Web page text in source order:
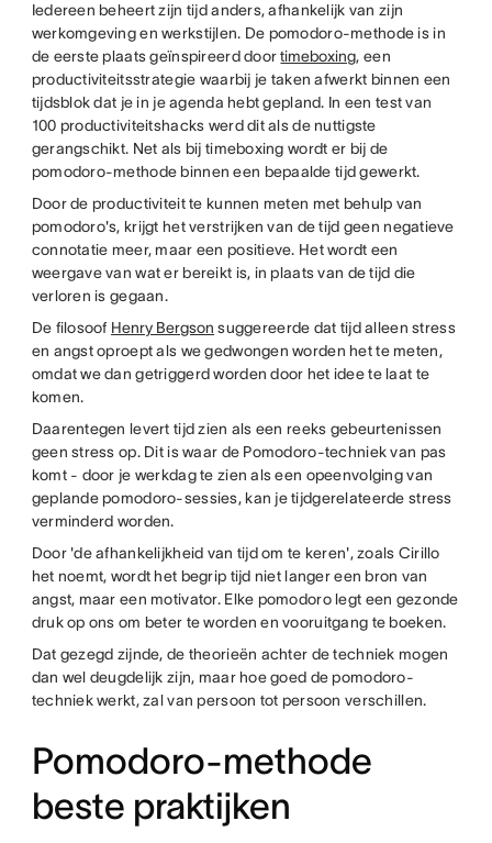
Iedereen beheert zijn tijd anders, afhankelijk van zijn
werkomgeving en werkstijlen. De pomodoro-methode is in
de eerste plaats geïnspireerd doortimeboxing, een
productiviteitsstrategie waarbij je taken afwerkt binnen een
tijdsblok dat je in je agenda hebt gepland. In een test van
100 productiviteitshacks werd dit als de nuttigste
gerangschikt. Net als bij timeboxing wordt er bij de
pomodoro-methode binnen een bepaalde tijd gewerkt.
Door de productiviteit te kunnen meten met behulp van
pomodoro's, krijgt het verstrijken van de tijd geen negatieve
connotatie meer, maar een positieve. Het wordt een
weergave van wat er bereikt is, in plaats van de tijd die
verloren is gegaan.
De filosoof Henry Bergson suggereerde dat tijd alleen stress
en angst oproept als we gedwongen worden het te meten,
omdat we dan getriggerd worden door het idee te laat te
komen.
Daarentegen levert tijd zien als een reeks gebeurtenissen
geen stress op. Dit is waar de Pomodoro-techniek van pas
komt - door je werkdag te zien als een opeenvolging van
geplande pomodoro-sessies, kan je tijdgerelateerde stress
verminderd worden.
Door 'de afhankelijkheid van tijd om te keren', zoals Cirillo
het noemt, wordt het begrip tijd niet langer een bron van
angst, maar een motivator. Elke pomodoro legt een gezonde
druk op ons om beter te worden en vooruitgang te boeken.
Dat gezegd zijnde, de theorieën achter de techniek mogen
dan wel deugdelijk zijn, maar hoe goed de pomodoro-
techniek werkt, zal van persoon tot persoon verschillen.
Pomodoro-methode
beste praktijken